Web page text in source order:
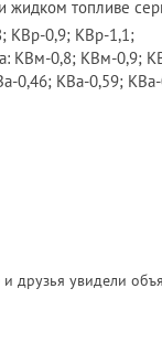
жидком топливе
КВр-0,9; КВр-1,1;
КВм-0,8; КВм-0,9;
0,46; КВа-0,59;
друзья увидели